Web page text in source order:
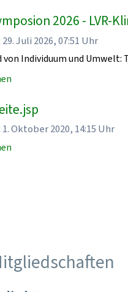
2026 - LVR-
Juli 2026, 07:51 Uhr
von Individuum und
Oktober 2020, 14:15 Uhr